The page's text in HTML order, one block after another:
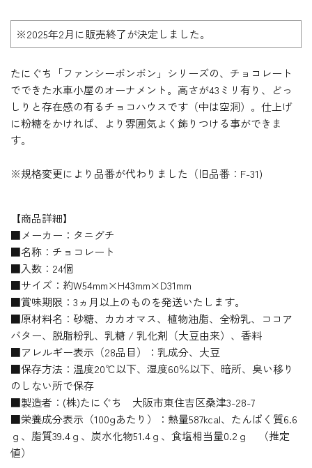
※2025年2月に販売終了が決定しました。
たにぐち「ファンシーボンボン」シリーズの、チョコレート
でできた水車小屋のオーナメント。高さが43ミリ有り、どっ
しりと存在感の有るチョコハウスです（中は空洞）。仕上げ
に粉糖をかければ、より雰囲気よく飾りつける事ができま
す。
※規格変更により品番が代わりました（旧品番：F-31)
【商品詳細】
■メーカー：タニグチ
■名称：チョコレート
■入数：24個
■サイズ：約W54mm×H43mm×D31mm
■賞味期限：3ヵ月以上のものを発送いたします。
■原材料名：砂糖、カカオマス、植物油脂、全粉乳、ココア
バター、脱脂粉乳、乳糖 / 乳化剤（大豆由来）、香料
■アレルギー表示（28品目）：乳成分、大豆
■保存方法：温度20℃以下、湿度60％以下、暗所、臭い移り
のしない所で保存
■製造者：(株)たにぐち 大阪市東住吉区桑津3-28-7
■栄養成分表示（100gあたり）：熱量587kcal、たんぱく質6.6
ｇ、脂質39.4ｇ、炭水化物51.4ｇ、食塩相当量0.2ｇ （推定
値）